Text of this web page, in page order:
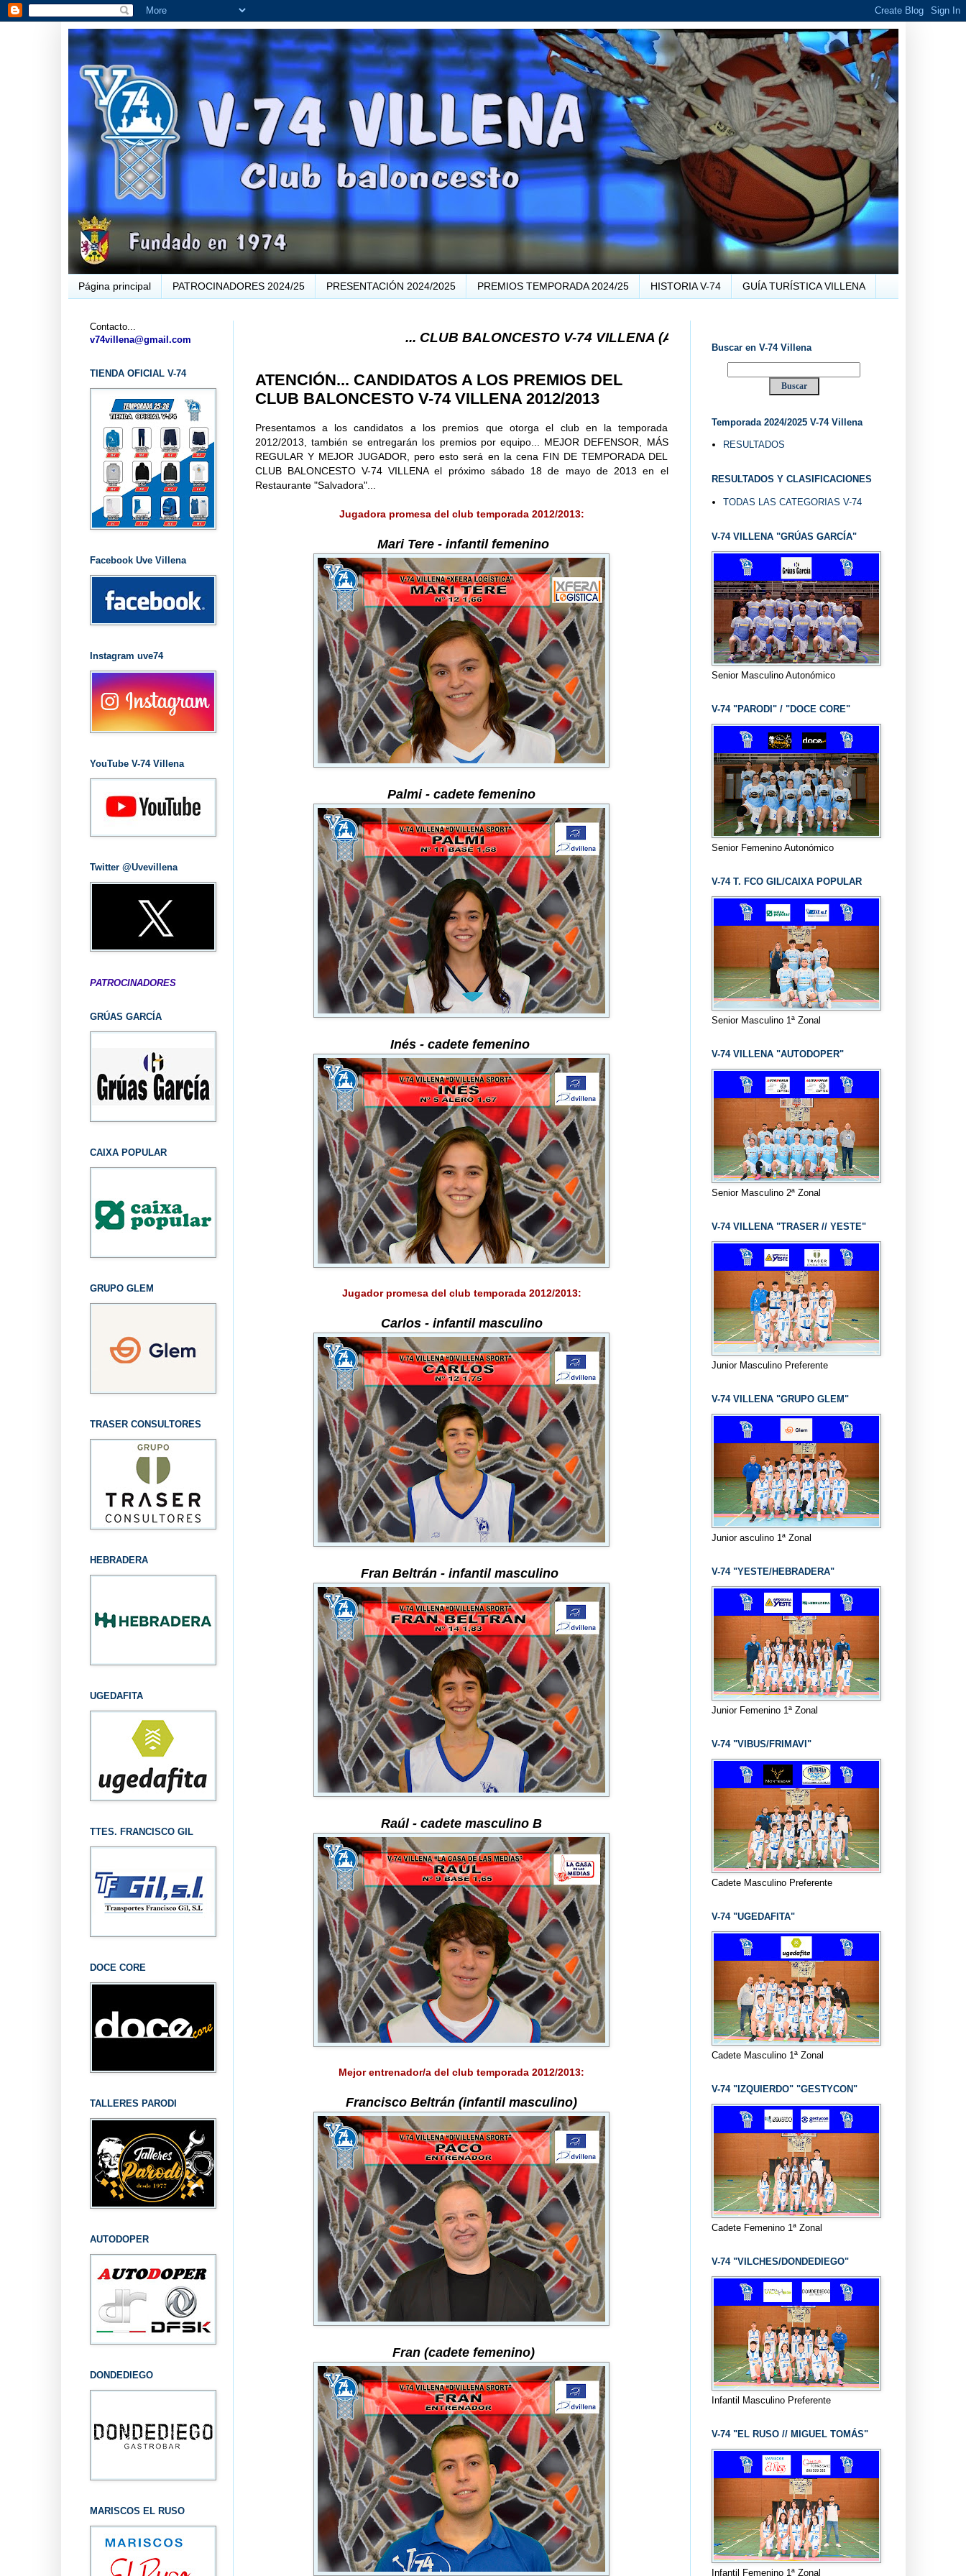
Página principal PATROCINADORES 2024/25 PRESENTACIÓN 2024/2025 PREMIOS TEMPORADA 2024/25 HISTORIA V-74 GUÍA TURÍSTICA VILLENA
... CLUB BALONCESTO V-74 VILLENA (ALICANTE) ... V-74 VILLENA DESDE 1.974 ... EL "UVE" ...
ATENCIÓN... CANDIDATOS A LOS PREMIOS DEL
CLUB BALONCESTO V-74 VILLENA 2012/2013
Presentamos a los candidatos a los premios que otorga el club en la temporada
2012/2013, también se entregarán los premios por equipo... MEJOR DEFENSOR, MÁS
REGULAR Y MEJOR JUGADOR, pero esto será en la cena FIN DE TEMPORADA DEL
CLUB BALONCESTO V-74 VILLENA el próximo sábado 18 de mayo de 2013 en el
Restaurante "Salvadora"...
Jugadora promesa del club temporada 2012/2013:
Mari Tere -infantil femenino
Palmi -cadete femenino
Inés -cadete femenino
Jugador promesa del club temporada 2012/2013:
Carlos -infantil masculino
Fran Beltrán - infantil masculino
Raúl - cadete masculino B
Mejor entrenador/a del club temporada 2012/2013:
Francisco Beltrán (infantil masculino)
Fran (cadete femenino)
Contacto...
v74villena@gmail.com
TIENDA OFICIAL V-74
Facebook Uve Villena
Instagram uve74
YouTube V-74 Villena
Twitter @Uvevillena
PATROCINADORES
GRÚAS GARCÍA
CAIXA POPULAR
GRUPO GLEM
TRASER CONSULTORES
HEBRADERA
UGEDAFITA
TTES. FRANCISCO GIL
DOCE CORE
TALLERES PARODI
AUTODOPER
DONDEDIEGO
MARISCOS EL RUSO
Buscar en V-74 Villena
Temporada 2024/2025 V-74 Villena
RESULTADOS
RESULTADOS Y CLASIFICACIONES
TODAS LAS CATEGORIAS V-74
V-74 VILLENA "GRÚAS GARCÍA"
Senior Masculino Autonómico
V-74 "PARODI" / "DOCE CORE"
Senior Femenino Autonómico
V-74 T. FCO GIL/CAIXA POPULAR
Senior Masculino 1ª Zonal
V-74 VILLENA "AUTODOPER"
Senior Masculino 2ª Zonal
V-74 VILLENA "TRASER // YESTE"
Junior Masculino Preferente
V-74 VILLENA "GRUPO GLEM"
Junior asculino 1ª Zonal
V-74 "YESTE/HEBRADERA"
Junior Femenino 1ª Zonal
V-74 "VIBUS/FRIMAVI"
Cadete Masculino Preferente
V-74 "UGEDAFITA"
Cadete Masculino 1ª Zonal
V-74 "IZQUIERDO" "GESTYCON"
Cadete Femenino 1ª Zonal
V-74 "VILCHES/DONDEDIEGO"
Infantil Masculino Preferente
V-74 "EL RUSO // MIGUEL TOMÁS"
Infantil Femenino 1ª Zonal